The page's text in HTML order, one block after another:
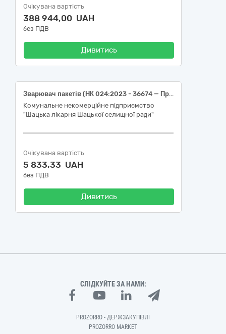
Очікувана вартість
388 944,00 UAH
без ПДВ
Дивитись
Зварювач пакетів (НК 024:2023 - 36674 — Пристрій для запаювання пакетів; НК 031:2024 S0199 – ПРИСТРОЇ ДЛЯ СТЕРИЛІЗАЦІЇ І ПАКУВАННЯ (ОКРІМ КАТ. D - Z) – ІНШЕ)
Комунальне некомерційне підприємство
"Шацька лікарня Шацької селищної ради"
Очікувана вартість
5 833,33 UAH
без ПДВ
Дивитись
СЛІДКУЙТЕ ЗА НАМИ:
PROZORRO - ДЕРЖЗАКУПІВЛІ
PROZORRO MARKET